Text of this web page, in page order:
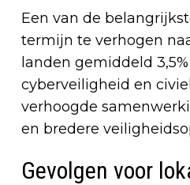
Een van de
termijn te verhogen
landen gemiddeld
cyberveiligheid en
verhoogde
en bredere
Gevolgen voor